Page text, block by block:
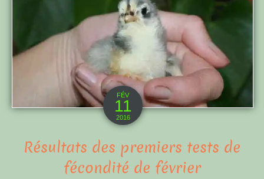
FÉV
11
2016
Résultats des premiers tests de
fécondité de février